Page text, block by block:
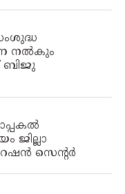
നൽകും
ബിജു
ജില്ലാ
സെന്റര്‍